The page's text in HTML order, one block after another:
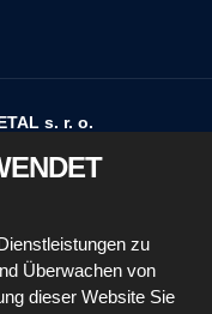
s. r. o.
von Cookies
zu
Überwachen von
dieser Website Sie